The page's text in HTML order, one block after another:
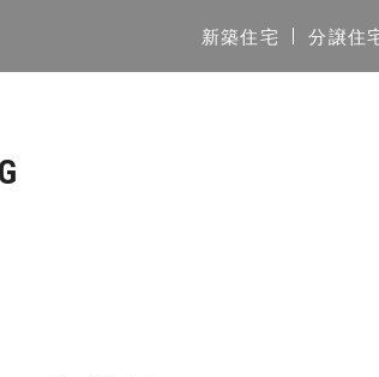
新築住宅 分譲住